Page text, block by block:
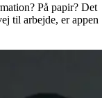
På papir? Det
til arbejde, er appen